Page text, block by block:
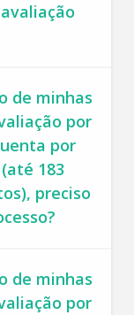
de minhas
por
por
183
preciso
de minhas
por